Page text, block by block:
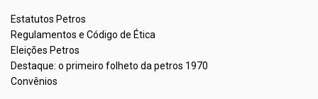
Estatutos Petros
Regulamentos e Código de Ética
Eleições Petros
Destaque: o primeiro folheto da petros 1970
Convênios